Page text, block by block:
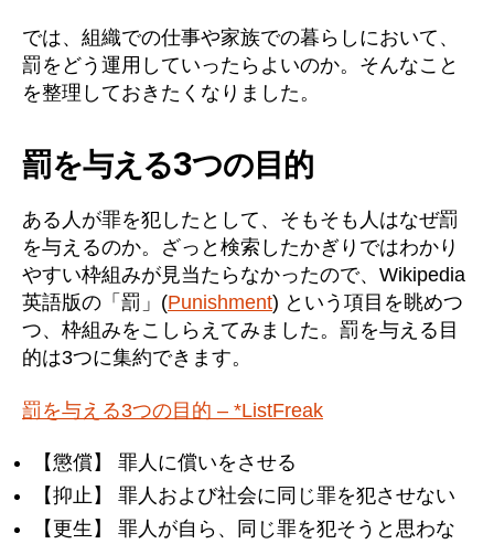
では、組織での仕事や家族での暮らしにおいて、
罰をどう運用していったらよいのか。そんなこと
を整理しておきたくなりました。
罰を与える3つの目的
ある人が罪を犯したとして、そもそも人はなぜ罰
を与えるのか。ざっと検索したかぎりではわかり
やすい枠組みが見当たらなかったので、Wikipedia
英語版の「罰」(Punishment) という項目を眺めつ
つ、枠組みをこしらえてみました。罰を与える目
的は3つに集約できます。
罰を与える3つの目的 – *ListFreak
【懲償】 罪人に償いをさせる
【抑止】 罪人および社会に同じ罪を犯させない
【更生】 罪人が自ら、同じ罪を犯そうと思わな